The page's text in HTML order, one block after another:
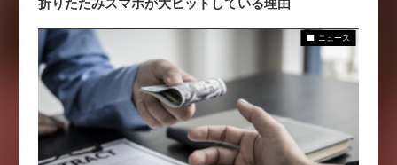
折りたたみスマホが大ヒットしている理由
ニュース